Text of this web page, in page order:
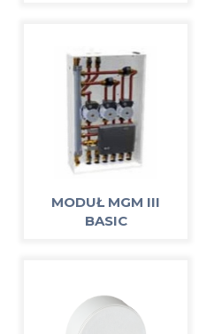
MODUŁ MGM III
BASIC